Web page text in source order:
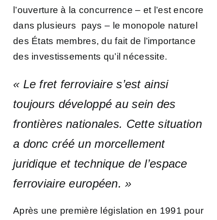
l’ouverture à la concurrence – et l’est encore
dans plusieurs pays – le monopole naturel
des États membres, du fait de l’importance
des investissements qu’il nécessite.
« Le fret ferroviaire s’est ainsi
toujours développé au sein des
frontières nationales. Cette situation
a donc créé un morcellement
juridique et technique de l’espace
ferroviaire européen. »
Après une première législation en 1991 pour